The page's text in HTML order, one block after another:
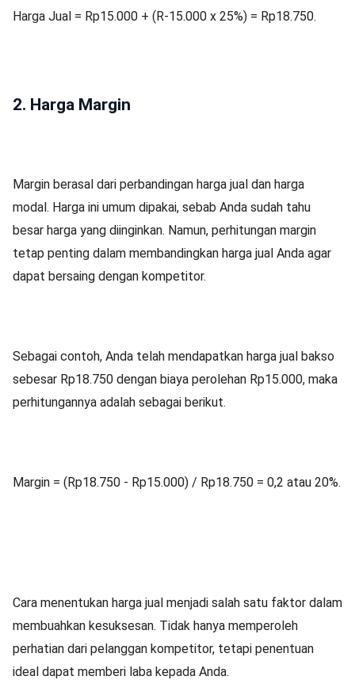
Harga Jual = Rp15.000 + (R-15.000 x 25%) = Rp18.750.
2. Harga Margin
Margin berasal dari perbandingan harga jual dan harga
modal. Harga ini umum dipakai, sebab Anda sudah tahu
besar harga yang diinginkan. Namun, perhitungan margin
tetap penting dalam membandingkan harga jual Anda agar
dapat bersaing dengan kompetitor.
Sebagai contoh, Anda telah mendapatkan harga jual bakso
sebesar Rp18.750 dengan biaya perolehan Rp15.000, maka
perhitungannya adalah sebagai berikut.
Margin = (Rp18.750 - Rp15.000) / Rp18.750 = 0,2 atau 20%.
Cara menentukan harga jual menjadi salah satu faktor dalam
membuahkan kesuksesan. Tidak hanya memperoleh
perhatian dari pelanggan kompetitor, tetapi penentuan
ideal dapat memberi laba kepada Anda.